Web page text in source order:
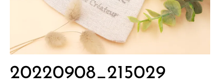
20220908_215029